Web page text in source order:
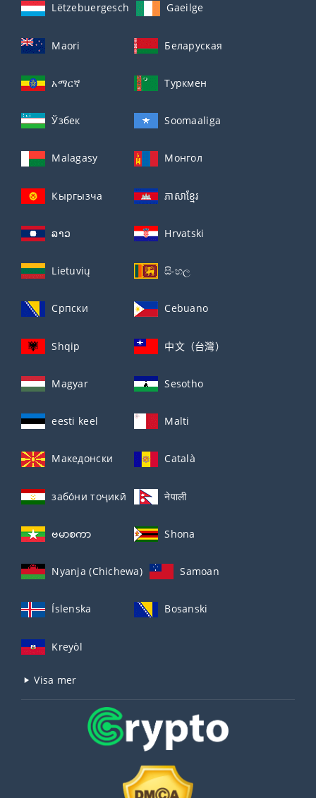
Lëtzebuergesch Gaeilge
Maori Беларуская
አማርኛ Туркмен
Ўзбек Soomaaliga
Malagasy Монгол
Кыргызча ភាសាខ្មែរ
ລາວ Hrvatski
Lietuvių සිංහල
Српски Cebuano
Shqip 中文（台灣）
Magyar Sesotho
eesti keel Malti
Македонски Català
забо́ни тоҷикӣ́ नेपाली
ဗမာစကာ Shona
Nyanja (Chichewa) Samoan
Íslenska Bosanski
Kreyòl
Visa mer